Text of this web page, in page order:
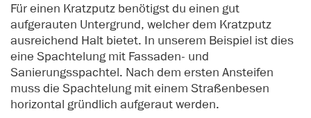
Für einen Kratzputz benötigst du einen gut
aufgerauten Untergrund, welcher dem Kratzputz
ausreichend Halt bietet. In unserem Beispiel ist dies
eine Spachtelung mit Fassaden- und
Sanierungsspachtel. Nach dem ersten Ansteifen
muss die Spachtelung mit einem Straßenbesen
horizontal gründlich aufgeraut werden.